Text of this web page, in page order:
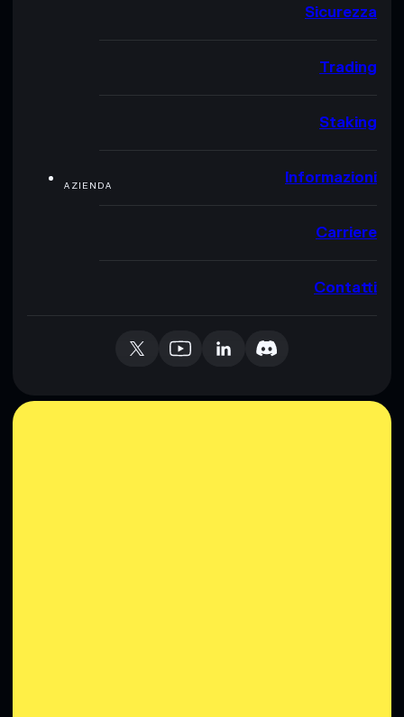
Sicurezza
Trading
Staking
AZIENDA Informazioni
Carriere
Contatti